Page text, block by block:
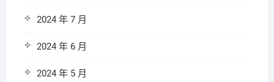
2024 年 7 月
2024 年 6 月
2024 年 5 月